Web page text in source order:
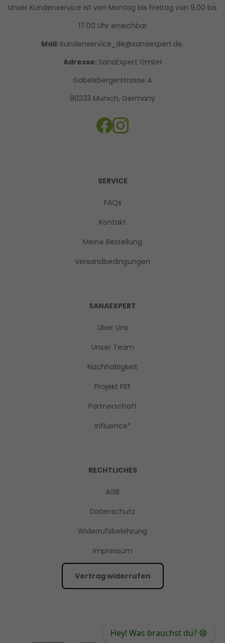
Unser Kundenservice ist von Montag bis Freitag von 9.00 bis
17.00 Uhr erreichbar
Mail: kundenservice_de@sanaexpert.de.
Adresse: SanaExpert GmbH
Gabelsbergerstrasse 4
80333 Munich, Germany
SERVICE
FAQs
Kontakt
Meine Bestellung
Versandbedingungen
SANAEXPERT
Über Uns
Unser Team
Nachhaltigkeit
Projekt PEF
Partnerschaft
Influence*
RECHTLICHES
AGB
Datenschutz
Widerrufsbelehrung
Impressum
Vertrag widerrufen
Hey! Was brauchst du? 😄